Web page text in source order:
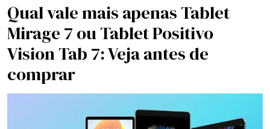
Qual vale mais apenas Tablet
Mirage 7 ou Tablet Positivo
Vision Tab 7: Veja antes de
comprar